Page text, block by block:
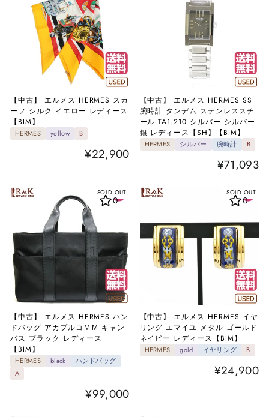
【中古】 エルメス HERMES スカ
ーフ シルク イエロー レディース
【BIM】
HERMES yellow B
¥22,900
【中古】 エルメス HERMES SS
腕時計 タンデム ステンレススチ
ール TA1.210 シルバー シルバー
銀 レディース【SH】【BIM】
HERMES シルバー 腕時計 B
¥71,093
SOLD OUT
【中古】 エルメス HERMES ハン
ドバッグ アカプルコＭＭ キャン
バス ブラック レディース
【BIM】
HERMES black
ハンドバッグ
A
¥99,000
0
SOLD OUT
【中古】 エルメス HERMES イヤ
リング エマイユ メタル ゴールド
ネイビー レディース【BIM】
HERMES gold イヤリング B
¥24,900
0